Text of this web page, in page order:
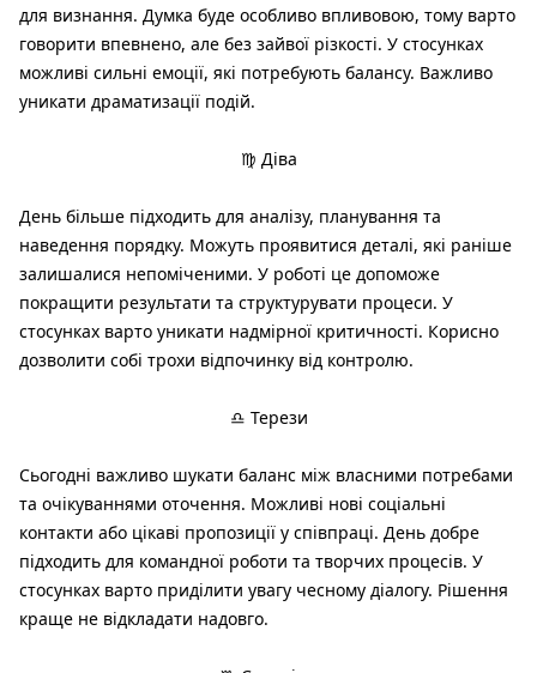
для визнання. Думка буде особливо впливовою, тому варто
говорити впевнено, але без зайвої різкості. У стосунках
можливі сильні емоції, які потребують балансу. Важливо
уникати драматизації подій.
♍ Діва
День більше підходить для аналізу, планування та
наведення порядку. Можуть проявитися деталі, які раніше
залишалися непоміченими. У роботі це допоможе
покращити результати та структурувати процеси. У
стосунках варто уникати надмірної критичності. Корисно
дозволити собі трохи відпочинку від контролю.
♎ Терези
Сьогодні важливо шукати баланс між власними потребами
та очікуваннями оточення. Можливі нові соціальні
контакти або цікаві пропозиції у співпраці. День добре
підходить для командної роботи та творчих процесів. У
стосунках варто приділити увагу чесному діалогу. Рішення
краще не відкладати надовго.